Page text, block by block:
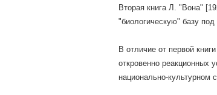
Вторая книга Л. "Вона"
"биологическую" базу
В отличие от первой
откровенно реакционных
национально-культурном